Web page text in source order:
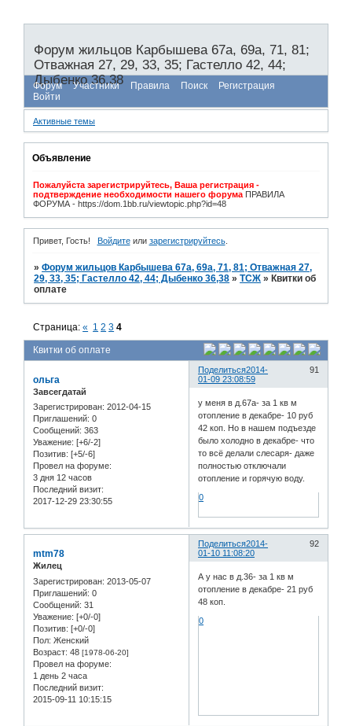
Форум жильцов Карбышева 67а, 69а, 71, 81;
Отважная 27, 29, 33, 35; Гастелло 42, 44;
Дыбенко 36,38
Форум Участники Правила Поиск
Регистрация
Войти
Активные темы
Объявление
Пожалуйста зарегистрируйтесь, Ваша регистрация -
подтверждение необходимости нашего форума ПРАВИЛА
ФОРУМА - https://dom.1bb.ru/viewtopic.php?id=48
Привет, Гость! Войдитеили зарегистрируйтесь.
»Форум жильцов Карбышева 67а, 69а, 71, 81; Отважная 27,
29, 33, 35; Гастелло 42, 44; Дыбенко 36,38 »ТСЖ » Квитки об
оплате
Квитки об оплате
Страница:« 1 2 3 4
Поделиться 91
2014-
01-09 23:08:59
ольга
Завсегдатай
Зарегистрирован: 2012-04-15
Приглашений: 0
Сообщений: 363
Уважение: [+6/-2]
Позитив: [+5/-6]
Провел на форуме:
3 дня 12 часов
Последний визит:
2017-12-29 23:30:55
у меня в д.67а- за 1 кв м
отопление в декабре- 10 руб
42 коп. Но в нашем подъезде
было холодно в декабре- что
то всё делали слесаря- даже
полностью отключали
отопление и горячую воду.
0
Поделиться 92
2014-
01-10 11:08:20
mtm78
Жилец
Зарегистрирован: 2013-05-07
Приглашений: 0
Сообщений: 31
Уважение: [+0/-0]
Позитив: [+0/-0]
Пол: Женский
Возраст: 48 [1978-06-20]
Провел на форуме:
1 день 2 часа
Последний визит:
2015-09-11 10:15:15
А у нас в д.36- за 1 кв м
отопление в декабре- 21 руб
48 коп.
0